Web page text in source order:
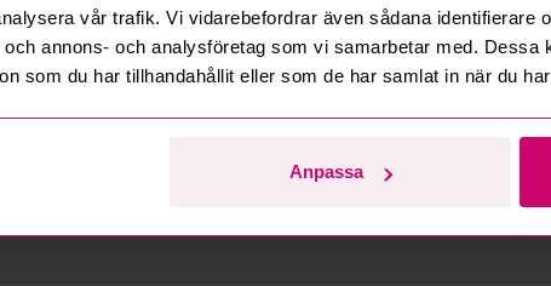
vår trafik. Vi vidarebefordrar även sådana identifierare
annons- och analysföretag som vi samarbetar med. Dessa
som du har tillhandahållit eller som de har samlat in när du
Anpassa